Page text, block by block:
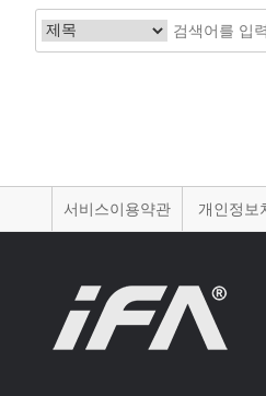
서비스이용약관 개인정보